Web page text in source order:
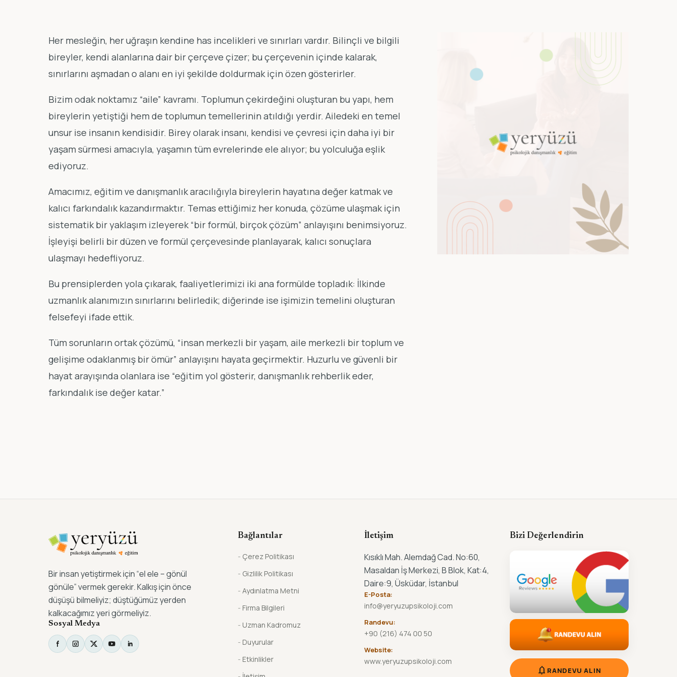
Her mesleğin, her uğraşın kendine has incelikleri ve sınırları vardır. Bilinçli ve bilgili
bireyler, kendi alanlarına dair bir çerçeve çizer; bu çerçevenin içinde kalarak,
sınırlarını aşmadan o alanı en iyi şekilde doldurmak için özen gösterirler.
Bizim odak noktamız “aile” kavramı. Toplumun çekirdeğini oluşturan bu yapı, hem
bireylerin yetiştiği hem de toplumun temellerinin atıldığı yerdir. Ailedeki en temel
unsur ise insanın kendisidir. Birey olarak insanı, kendisi ve çevresi için daha iyi bir
yaşam sürmesi amacıyla, yaşamın tüm evrelerinde ele alıyor; bu yolculuğa eşlik
ediyoruz.
Amacımız, eğitim ve danışmanlık aracılığıyla bireylerin hayatına değer katmak ve
kalıcı farkındalık kazandırmaktır. Temas ettiğimiz her konuda, çözüme ulaşmak için
sistematik bir yaklaşım izleyerek “bir formül, birçok çözüm” anlayışını benimsiyoruz.
İşleyişi belirli bir düzen ve formül çerçevesinde planlayarak, kalıcı sonuçlara
ulaşmayı hedefliyoruz.
Bu prensiplerden yola çıkarak, faaliyetlerimizi iki ana formülde topladık: İlkinde
uzmanlık alanımızın sınırlarını belirledik; diğerinde ise işimizin temelini oluşturan
felsefeyi ifade ettik.
Tüm sorunların ortak çözümü, “insan merkezli bir yaşam, aile merkezli bir toplum ve
gelişime odaklanmış bir ömür” anlayışını hayata geçirmektir. Huzurlu ve güvenli bir
hayat arayışında olanlara ise “eğitim yol gösterir, danışmanlık rehberlik eder,
farkındalık ise değer katar.”
Bir insan yetiştirmek için “el ele – gönül
gönüle” vermek gerekir. Kalkış için önce
düşüşü bilmeliyiz; düştüğümüz yerden
kalkacağımız yeri görmeliyiz.
Sosyal Medya
Bağlantılar
Çerez Politikası
Gizlilik Politikası
Aydınlatma Metni
Firma Bilgileri
Uzman Kadromuz
Duyurular
Etkinlikler
İletişim
Kısıklı Mah. Alemdağ Cad. No:60,
Masaldan İş Merkezi, B Blok, Kat:4,
Daire:9, Üsküdar, İstanbul
E-Posta:
info@yeryuzupsikoloji.com
Randevu:
+90 (216) 474 00 50
Website:
www.yeryuzupsikoloji.com
Bizi Değerlendirin
notifications RANDEVU ALIN